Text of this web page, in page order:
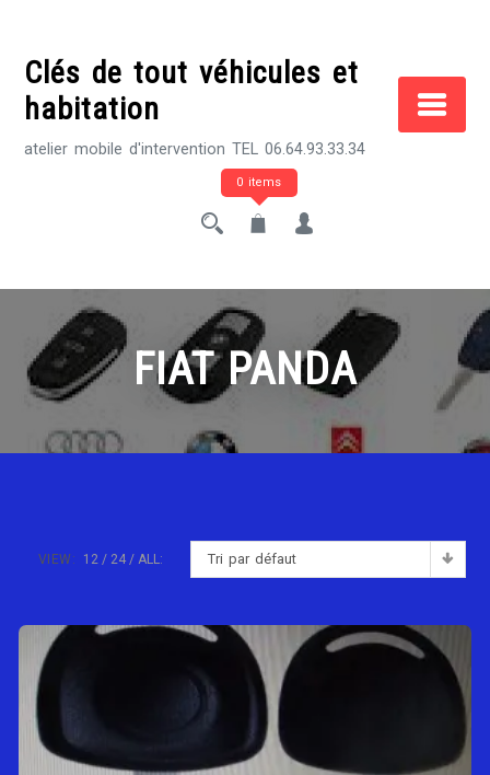
contentClés de tout véhicules et
habitation
atelier mobile d'intervention TEL 06.64.93.33.34
0 items
FIAT PANDA
Tri par défaut
VIEW: 12 24 ALL: